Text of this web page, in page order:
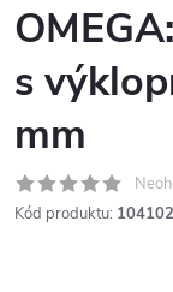
s
mm
Kód produktu: